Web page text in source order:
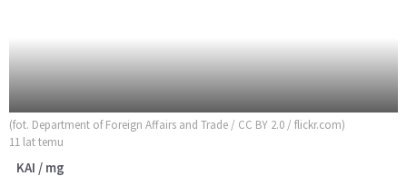
(fot. Department of Foreign Affairs and Trade / CC BY 2.0 / flickr.com)
11 lat temu
KAI / mg